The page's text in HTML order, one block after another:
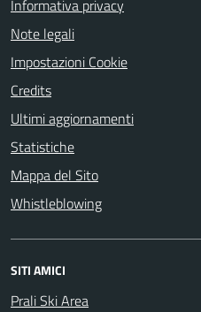
Informativa privacy
Note legali
Impostazioni Cookie
Credits
Ultimi aggiornamenti
Statistiche
Mappa del Sito
Whistleblowing
SITI AMICI
Prali Ski Area